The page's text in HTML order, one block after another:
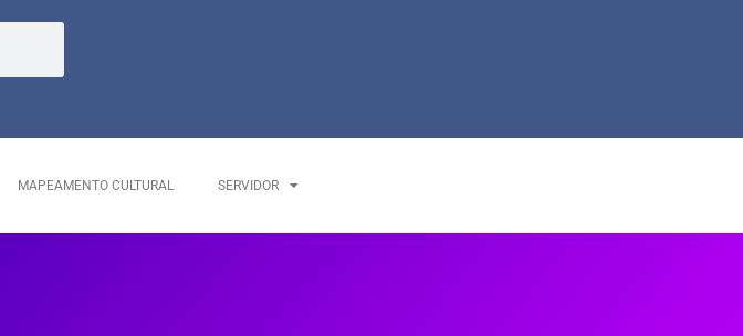
MAPEAMENTO CULTURAL SERVIDOR